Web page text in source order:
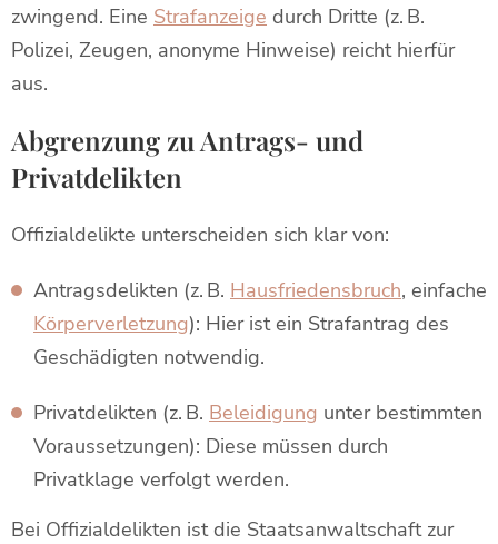
zwingend. Eine Strafanzeige durch Dritte (z. B.
Polizei, Zeugen, anonyme Hinweise) reicht hierfür
aus.
Abgrenzung zu Antrags- und
Privatdelikten
Offizialdelikte unterscheiden sich klar von:
Antragsdelikten (z. B. Hausfriedensbruch, einfache
Körperverletzung): Hier ist ein Strafantrag des
Geschädigten notwendig.
Privatdelikten (z. B. Beleidigung unter bestimmten
Voraussetzungen): Diese müssen durch
Privatklage verfolgt werden.
Bei Offizialdelikten ist die Staatsanwaltschaft zur